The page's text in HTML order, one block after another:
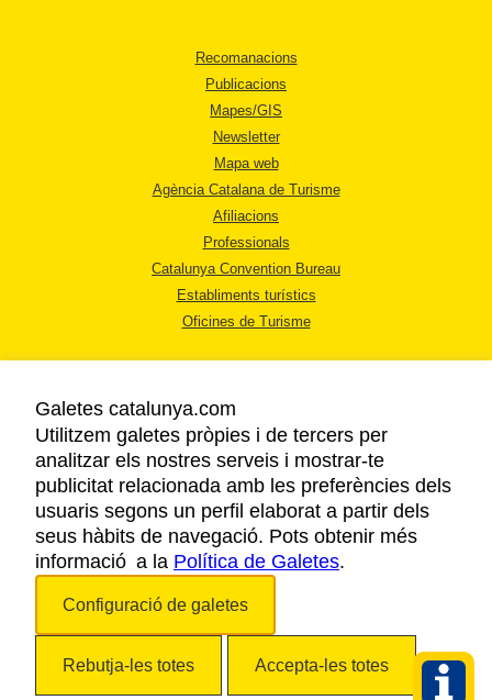
Recomanacions
Publicacions
Mapes/GIS
Newsletter
Mapa web
Agència Catalana de Turisme
Afiliacions
Professionals
Catalunya Convention Bureau
Establiments turístics
Oficines de Turisme
AVÍS LEGAL
POLÍTICA DE PRIVACITAT
COOKIES
ACCESSIBILITAT
Galetes catalunya.com
Utilitzem galetes pròpies i de tercers per
analitzar els nostres serveis i mostrar-te
publicitat relacionada amb les preferències dels
usuaris segons un perfil elaborat a partir dels
seus hàbits de navegació. Pots obtenir més
informació a la Política de Galetes.
Configuració de galetes
Rebutja-les totes Accepta-les totes